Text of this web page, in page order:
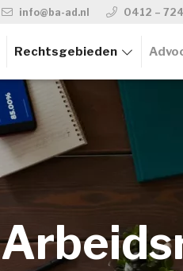
info@ba-ad.nl 0412 –
Rechtsgebieden